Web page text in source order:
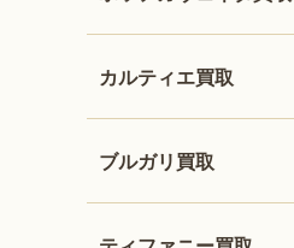
カルティエ買取
ブルガリ買取